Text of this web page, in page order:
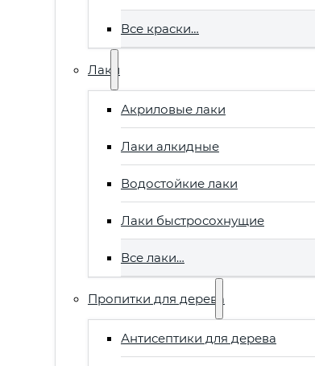
Все краски…
Лаки
Акриловые лаки
Лаки алкидные
Водостойкие лаки
Лаки быстросохнущие
Все лаки…
Пропитки для дерева
Антисептики для дерева